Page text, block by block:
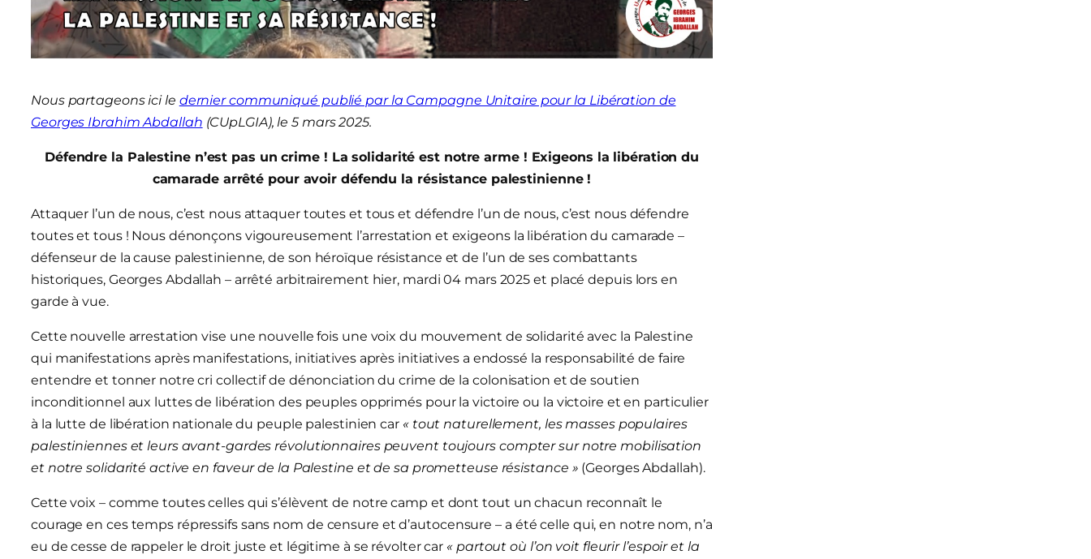
Nous partageons ici le dernier communiqué publié par la Campagne Unitaire pour la Libération de
Georges Ibrahim Abdallah (CUpLGIA), le 5 mars 2025.
Défendre la Palestine n’est pas un crime ! La solidarité est notre arme ! Exigeons la libération du
camarade arrêté pour avoir défendu la résistance palestinienne !
Attaquer l’un de nous, c’est nous attaquer toutes et tous et défendre l’un de nous, c’est nous défendre
toutes et tous ! Nous dénonçons vigoureusement l’arrestation et exigeons la libération du camarade –
défenseur de la cause palestinienne, de son héroïque résistance et de l’un de ses combattants
historiques, Georges Abdallah – arrêté arbitrairement hier, mardi 04 mars 2025 et placé depuis lors en
garde à vue.
Cette nouvelle arrestation vise une nouvelle fois une voix du mouvement de solidarité avec la Palestine
qui manifestations après manifestations, initiatives après initiatives a endossé la responsabilité de faire
entendre et tonner notre cri collectif de dénonciation du crime de la colonisation et de soutien
inconditionnel aux luttes de libération des peuples opprimés pour la victoire ou la victoire et en particulier
à la lutte de libération nationale du peuple palestinien car « tout naturellement, les masses populaires
palestiniennes et leurs avant-gardes révolutionnaires peuvent toujours compter sur notre mobilisation
et notre solidarité active en faveur de la Palestine et de sa prometteuse résistance » (Georges Abdallah).
Cette voix – comme toutes celles qui s’élèvent de notre camp et dont tout un chacun reconnaît le
courage en ces temps répressifs sans nom de censure et d’autocensure – a été celle qui, en notre nom, n’a
eu de cesse de rappeler le droit juste et légitime à se révolter car « partout où l’on voit fleurir l’espoir et la